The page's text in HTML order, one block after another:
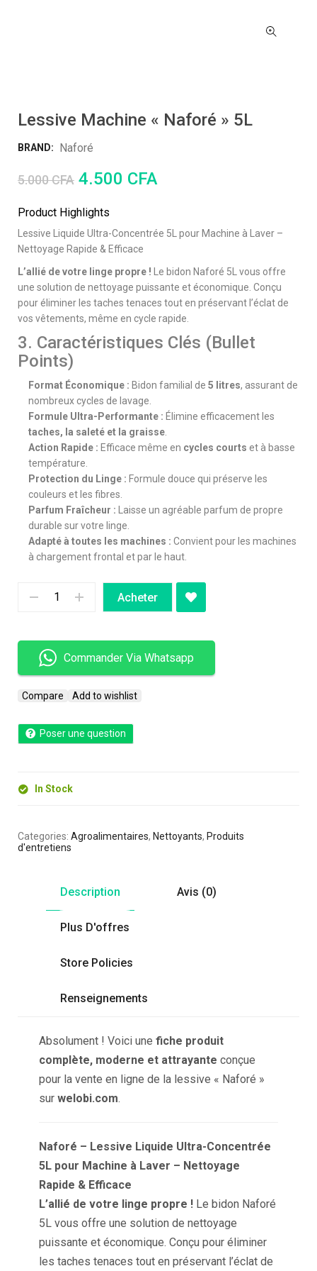
Lessive Machine « Naforé » 5L
BRAND: Naforé
5.000CFA 4.500 CFA
Product Highlights
Lessive Liquide Ultra-Concentrée 5L pour Machine à Laver –
Nettoyage Rapide & Efficace
L’allié de votre linge propre ! Le bidon Naforé 5L vous offre
une solution de nettoyage puissante et économique. Conçu
pour éliminer les taches tenaces tout en préservant l’éclat de
vos vêtements, même en cycle rapide.
3. Caractéristiques Clés (Bullet
Points)
Format Économique : Bidon familial de 5 litres, assurant de
nombreux cycles de lavage.
Formule Ultra-Performante : Élimine efficacement les
taches, la saleté et la graisse
Action Rapide : Efficace même en cycles courts et à basse
température.
Protection du Linge : Formule douce qui préserve les
couleurs et les fibres.
Parfum Fraîcheur : Laisse un agréable parfum de propre
durable sur votre linge.
Adapté à toutes les machines : Convient pour les machines
à chargement frontal et par le haut.
Acheter
Commander Via Whatsapp
Compare Add to wishlist
Poser une question
In Stock
Categories: Agroalimentaires, Nettoyants, Produits
d'entretiens
Description Avis (0)
Plus D'offres
Store Policies
Renseignements
Absolument ! Voici une fiche produit
complète, moderne et attrayante conçue
pour la vente en ligne de la lessive « Naforé »
sur welobi.com.
Naforé – Lessive Liquide Ultra-Concentrée
5L pour Machine à Laver – Nettoyage
Rapide & Efficace
L’allié de votre linge propre ! Le bidon Naforé
5L vous offre une solution de nettoyage
puissante et économique. Conçu pour éliminer
les taches tenaces tout en préservant l’éclat de